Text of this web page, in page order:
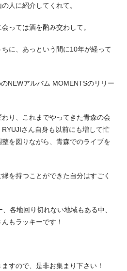
人に紹介してくれて。
っては酒を酌み交わして。
に、あっという間に10年が経って
NEWアルバム MOMENTSのリリー
り、これまでやってきた青森の会
さん自身も以前にも増して忙
を図りながら、青森でのライブを
を持つことができた自分はすごく
各地回り切れない地域もある中、
もラッキーです！
すので、是非お集まり下さい！